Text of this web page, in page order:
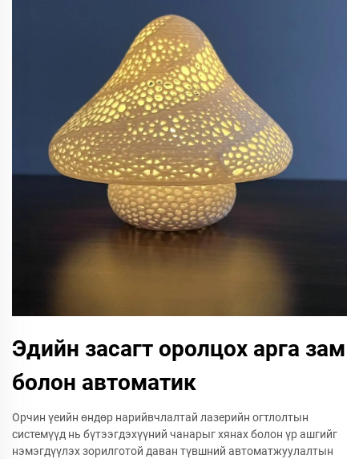
Эдийн засагт оролцох арга зам
болон автоматик
Орчин үеийн өндөр нарийвчлалтай лазерийн огтлолтын
системүүд нь бүтээгдэхүүний чанарыг хянах болон үр ашгийг
нэмэгдүүлэх зорилготой даван түвшний автоматжуулалтын